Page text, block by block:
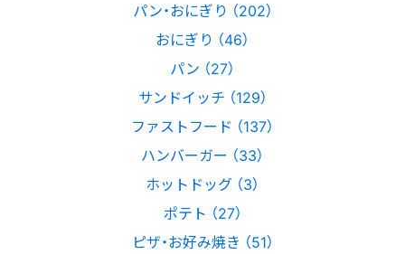
パン・おにぎり （202）
おにぎり （46）
パン （27）
サンドイッチ （129）
ファストフード （137）
ハンバーガー （33）
ホットドッグ （3）
ポテト （27）
ピザ・お好み焼き （51）